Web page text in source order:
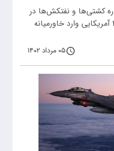
کشتی‌ها و نفتکش‌ها در
تنگه هرمز، جت‌های اف۳۵ آمریکایی وارد خاورمیانه
۰۵ مرداد ۱۴۰۲